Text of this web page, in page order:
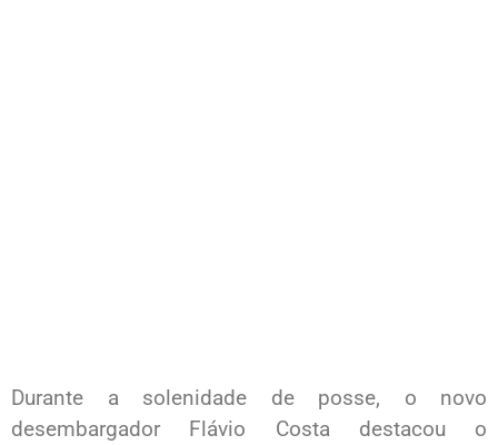
Durante a solenidade de posse, o novo
desembargador Flávio Costa destacou o